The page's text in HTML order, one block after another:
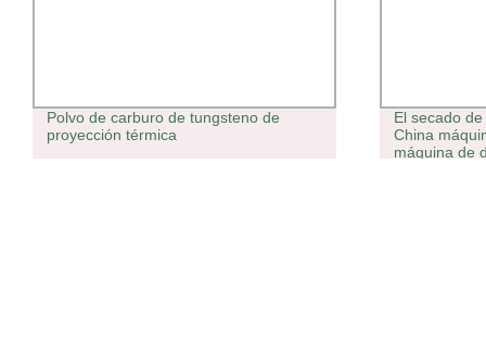
Polvo de carburo de tungsteno de
proyección térmica
El secado de
China máquina
máquina de